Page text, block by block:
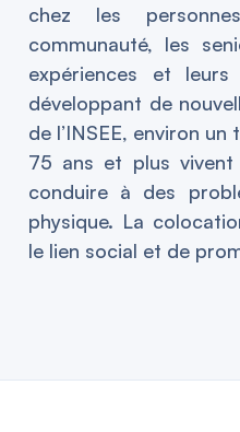
chez les
communauté, les
expériences et
développant de
de l’INSEE, environ
75 ans et plus
conduire à des
physique. La
le lien social et de